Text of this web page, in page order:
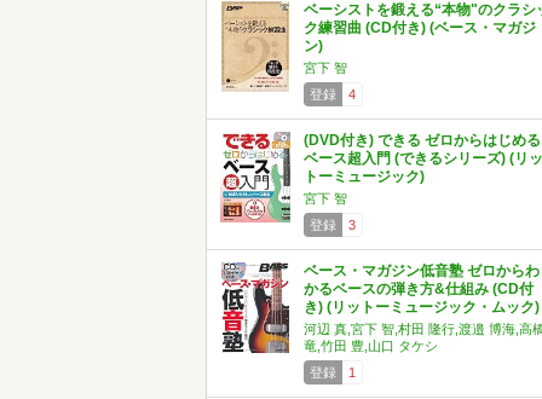
ベーシストを鍛える“本物"のクラシ
ク練習曲 (CD付き) (ベース・マガジ
ン)
宮下 智
登録
4
(DVD付き) できる ゼロからはじめる
ベース超入門 (できるシリーズ) (リッ
トーミュージック)
宮下 智
登録
3
ベース・マガジン低音塾 ゼロからわ
かるベースの弾き方&仕組み (CD付
き) (リットーミュージック・ムック)
河辺 真,宮下 智,村田 隆行,渡邉 博海,高
竜,竹田 豊,山口 タケシ
登録
1